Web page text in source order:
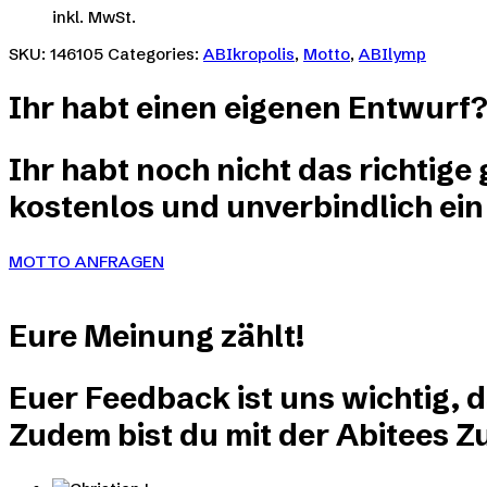
Optionen
auf
Produktseite
gewählt
Produkt
mehrere
auf.
Die
können
auf
der
werden
inkl. MwSt.
SKU: 146105 Categories: ABIkropolis, Motto,ABIlymp
Ihr habt einen eigenen Entwurf?
Ihr habt noch nicht das richtige
kostenlos und unverbindlich
MOTTO ANFRAGEN
Eure Meinung zählt!
Euer Feedback ist uns wichtig,
Zudem bist du mit der Abitees